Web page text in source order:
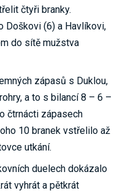
čtyři branky.
Doškovi (6) a Havlíkovi,
do sítě mužstva
zápasů s Duklou,
a to s bilancí 8 – 6 –
čtrnácti zápasech
10 branek vstřelilo až
utkání.
duelech dokázalo
vyhrát a pětkrát